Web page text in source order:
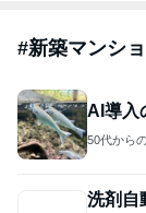
#新築マンシ
AI導入
50代から
洗剤自